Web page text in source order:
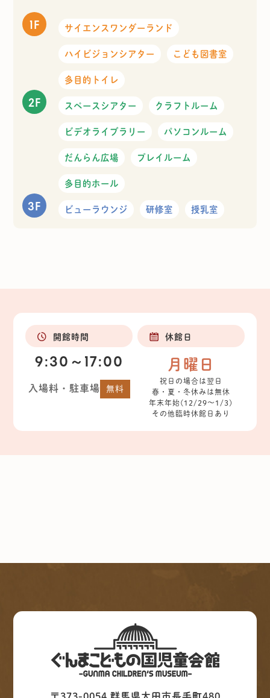
1F サイエンスワンダーランド
ハイビジョンシアター こども図書室
多目的トイレ
2F スペースシアター クラフトルーム
ビデオライブラリー パソコンルーム
だんらん広場 プレイルーム
多目的ホール
3F ビューラウンジ 研修室 授乳室
開館時間
9:30～17:00
入場料・駐車場 無料
休館日
月曜日
祝日の場合は翌日
春・夏・冬休みは無休
年末年始(12/29～1/3)
その他臨時休館日あり